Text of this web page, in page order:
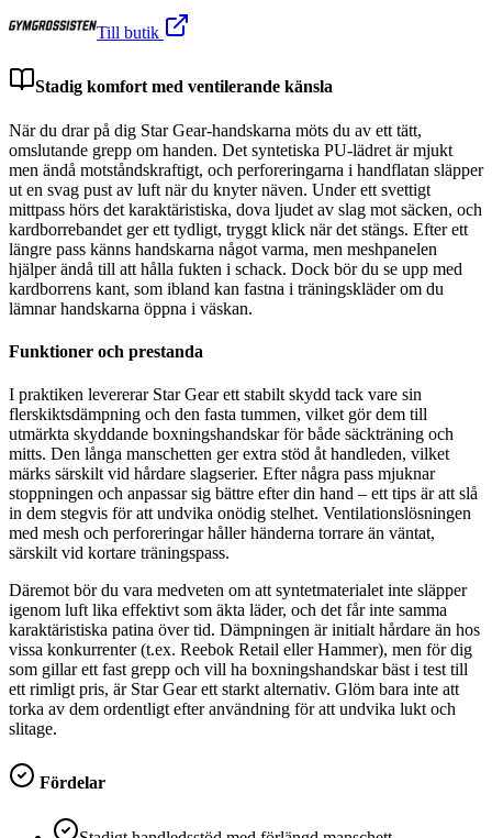
Till butik
Stadig komfort med ventilerande känsla
När du drar på dig Star Gear-handskarna möts du av ett tätt,
omslutande grepp om handen. Det syntetiska PU-lädret är mjukt
men ändå motståndskraftigt, och perforeringarna i handflatan släpper
ut en svag pust av luft när du knyter näven. Under ett svettigt
mittpass hörs det karaktäristiska, dova ljudet av slag mot säcken, och
kardborrebandet ger ett tydligt, tryggt klick när det stängs. Efter ett
längre pass känns handskarna något varma, men meshpanelen
hjälper ändå till att hålla fukten i schack. Dock bör du se upp med
kardborrens kant, som ibland kan fastna i träningskläder om du
lämnar handskarna öppna i väskan.
Funktioner och prestanda
I praktiken levererar Star Gear ett stabilt skydd tack vare sin
flerskiktsdämpning och den fasta tummen, vilket gör dem till
utmärkta skyddande boxningshandskar för både säckträning och
mitts. Den långa manschetten ger extra stöd åt handleden, vilket
märks särskilt vid hårdare slagserier. Efter några pass mjuknar
stoppningen och anpassar sig bättre efter din hand – ett tips är att slå
in dem stegvis för att undvika onödig stelhet. Ventilationslösningen
med mesh och perforeringar håller händerna torrare än väntat,
särskilt vid kortare träningspass.
Däremot bör du vara medveten om att syntetmaterialet inte släpper
igenom luft lika effektivt som äkta läder, och det får inte samma
karaktäristiska patina över tid. Dämpningen är initialt hårdare än hos
vissa konkurrenter (t.ex. Reebok Retail eller Hammer), men för dig
som gillar ett fast grepp och vill ha boxningshandskar bäst i test till
ett rimligt pris, är Star Gear ett starkt alternativ. Glöm bara inte att
torka av dem ordentligt efter användning för att undvika lukt och
slitage.
Fördelar